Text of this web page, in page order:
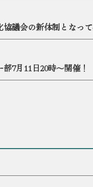
協議会の新体制となっ
7月11日20時〜開催！